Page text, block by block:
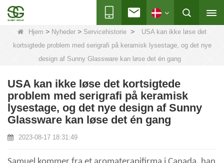
Hjem > Nyheder > Servicehistorie >
USA kan ikke løse det
kortsigtede problem med serigrafi på keramisk lysestage, og det nye
design af Sunny Glassware kan løse det én gang
USA kan ikke løse det kortsigtede
problem med serigrafi på keramisk
lysestage, og det nye design af Sunny
Glassware kan løse det én gang
2023-08-17 18:31:49